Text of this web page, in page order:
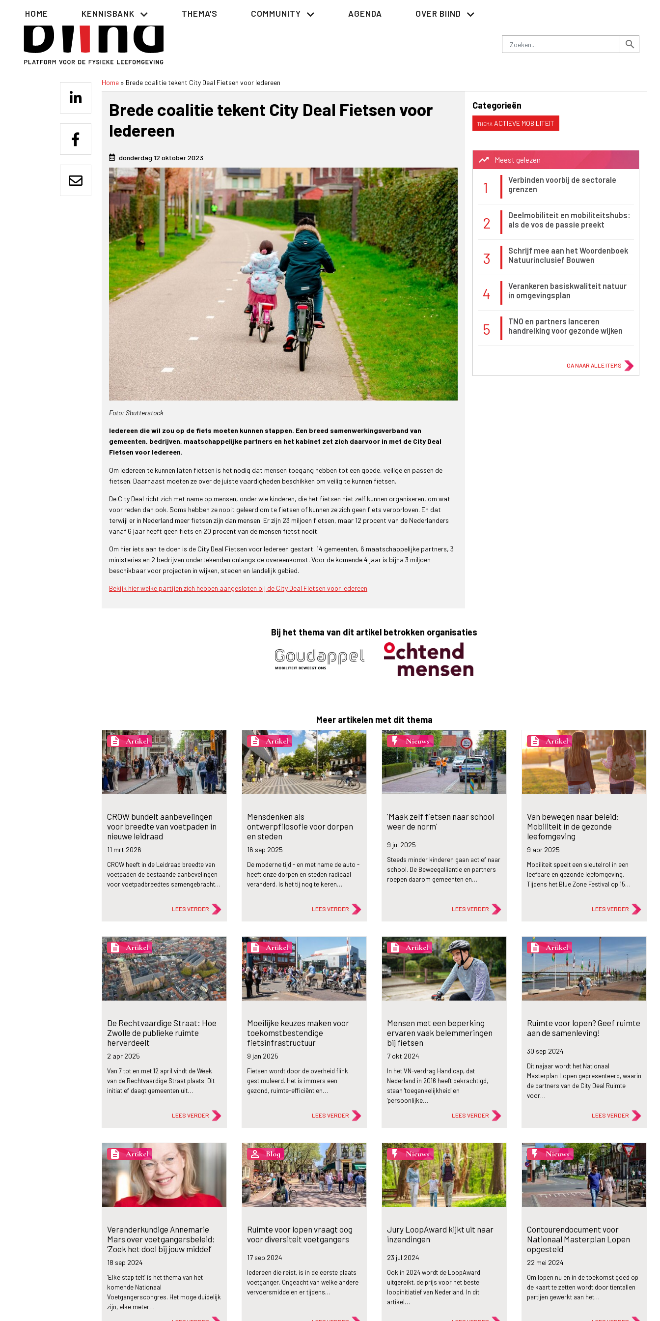
Zoeken search
Hoofdnavigatie
HOME KENNISBANK THEMA'S COMMUNITY AGENDA OVER BIIND
Home Brede coalitie tekent City Deal Fietsen voor Iedereen
Brede coalitie tekent City Deal Fietsen voor
Iedereen
donderdag 12 oktober 2023
Foto: Shutterstock
Iedereen die wil zou op de fiets moeten kunnen stappen. Een breed samenwerkingsverband van
gemeenten, bedrijven, maatschappelijke partners en het kabinet zet zich daarvoor in met de City Deal
Fietsen voor Iedereen.
Om iedereen te kunnen laten fietsen is het nodig dat mensen toegang hebben tot een goede, veilige en passen de
fietsen. Daarnaast moeten ze over de juiste vaardigheden beschikken om veilig te kunnen fietsen.
De City Deal richt zich met name op mensen, onder wie kinderen, die het fietsen niet zelf kunnen organiseren, om wat
voor reden dan ook. Soms hebben ze nooit geleerd om te fietsen of kunnen ze zich geen fiets veroorloven. En dat
terwijl er in Nederland meer fietsen zijn dan mensen. Er zijn 23 miljoen fietsen, maar 12 procent van de Nederlanders
vanaf 6 jaar heeft geen fiets en 20 procent van de mensen fietst nooit.
Om hier iets aan te doen is de City Deal Fietsen voor Iedereen gestart. 14 gemeenten, 6 maatschappelijke partners, 3
ministeries en 2 bedrijven ondertekenden onlangs de overeenkomst. Voor de komende 4 jaar is bijna 3 miljoen
beschikbaar voor projecten in wijken, steden en landelijk gebied.
Bekijk hier welke partijen zich hebben aangesloten bij de City Deal Fietsen voor Iedereen
Categorieën
ACTIEVE MOBILITEIT
trending_up Meest gelezen
1
Verbinden voorbij de sectorale
grenzen
2
Deelmobiliteit en mobiliteitshubs:
als de vos de passie preekt
3
Schrijf mee aan het Woordenboek
Natuurinclusief Bouwen
4
Verankeren basiskwaliteit natuur
in omgevingsplan
5
TNO en partners lanceren
handreiking voor gezonde wijken
GA NAAR ALLE ITEMS
Bij het thema van dit artikel betrokken organisaties
Meer artikelen met dit thema
description Artikel
CROW bundelt aanbevelingen
voor breedte van voetpaden in
nieuwe leidraad
11 mrt 2026
CROW heeft in de Leidraad breedte van
voetpaden de bestaande aanbevelingen
voor voetpadbreedtes samengebracht…
LEES VERDER
description Artikel
Mensdenken als
ontwerpfilosofie voor dorpen
en steden
16 sep 2025
De moderne tijd - en met name de auto -
heeft onze dorpen en steden radicaal
veranderd. Is het tij nog te keren…
LEES VERDER
flash_on Nieuws
'Maak zelf fietsen naar school
weer de norm'
9 jul 2025
Steeds minder kinderen gaan actief naar
school. De Beweegalliantie en partners
roepen daarom gemeenten en…
LEES VERDER
description Artikel
Van bewegen naar beleid:
Mobiliteit in de gezonde
leefomgeving
9 apr 2025
Mobiliteit speelt een sleutelrol in een
leefbare en gezonde leefomgeving.
Tijdens het Blue Zone Festival op 15…
LEES VERDER
description Artikel
De Rechtvaardige Straat: Hoe
Zwolle de publieke ruimte
herverdeelt
2 apr 2025
Van 7 tot en met 12 april vindt de Week
van de Rechtvaardige Straat plaats. Dit
initiatief daagt gemeenten uit…
LEES VERDER
description Artikel
Moeilijke keuzes maken voor
toekomstbestendige
fietsinfrastructuur
9 jan 2025
Fietsen wordt door de overheid flink
gestimuleerd. Het is immers een
gezond, ruimte-efficiënt en…
LEES VERDER
description Artikel
Mensen met een beperking
ervaren vaak belemmeringen
bij fietsen
7 okt 2024
In het VN-verdrag Handicap, dat
Nederland in 2016 heeft bekrachtigd,
staan 'toegankelijkheid' en
'persoonlijke…
LEES VERDER
description Artikel
Ruimte voor lopen? Geef ruimte
aan de samenleving!
30 sep 2024
Dit najaar wordt het Nationaal
Masterplan Lopen gepresenteerd, waarin
de partners van de City Deal Ruimte
voor…
LEES VERDER
description Artikel
Veranderkundige Annemarie
Mars over voetgangersbeleid:
‘Zoek het doel bij jouw middel’
18 sep 2024
‘Elke stap telt’ is het thema van het
komende Nationaal
Voetgangerscongres. Het moge duidelijk
zijn, elke meter…
person_outline Blog
Ruimte voor lopen vraagt oog
voor diversiteit voetgangers
17 sep 2024
Iedereen die reist, is in de eerste plaats
voetganger. Ongeacht van welke andere
vervoersmiddelen er tijdens…
flash_on Nieuws
Jury LoopAward kijkt uit naar
inzendingen
23 jul 2024
Ook in 2024 wordt de LoopAward
uitgereikt, de prijs voor het beste
loopinitiatief van Nederland. In dit
artikel…
flash_on Nieuws
Contourendocument voor
Nationaal Masterplan Lopen
opgesteld
22 mei 2024
Om lopen nu en in de toekomst goed op
de kaart te zetten wordt door tientallen
partijen gewerkt aan het…